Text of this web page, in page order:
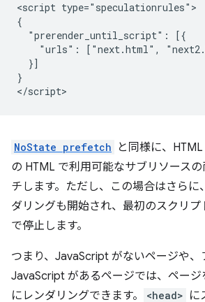
<script type="speculationrules">
{
  "prerender_until_script": [{
"urls": ["next.html",
  }]
}
NoState prefetch
と同様に、
の HTML で利用可能なサブリソース
チします。ただし、この場合はさらに
ダリングも開始され、最初のスクリ
で停止します。
つまり、JavaScript がないページや、
JavaScript があるページでは、ペー
にレンダリングできます。
<head> に